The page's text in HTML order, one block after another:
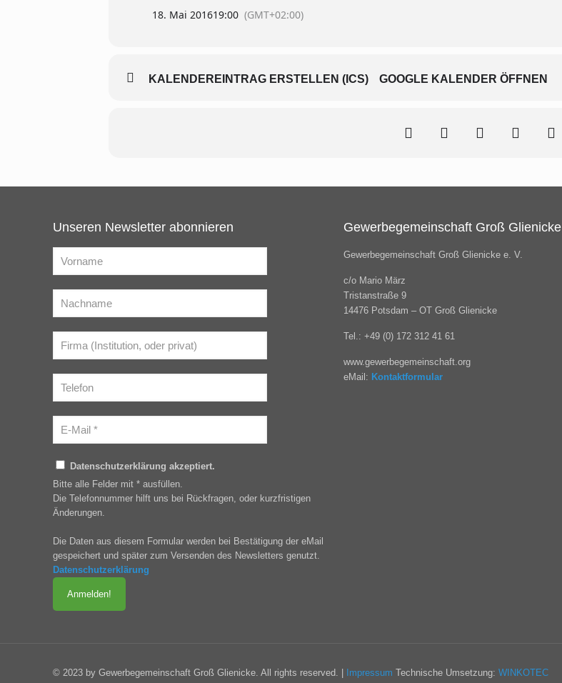
18. Mai 201619:00 (GMT+02:00)
KALENDEREINTRAG ERSTELLEN (ICS) GOOGLE KALENDER ÖFFNEN
Unseren Newsletter abonnieren
Datenschutzerklärung akzeptiert.
Bitte alle Felder mit * ausfüllen.
Die Telefonnummer hilft uns bei Rückfragen, oder kurzfristigen
Änderungen.
Die Daten aus diesem Formular werden bei Bestätigung der eMail
gespeichert und später zum Versenden des Newsletters genutzt.
Datenschutzerklärung
Gewerbegemeinschaft Groß Glienicke
Gewerbegemeinschaft Groß Glienicke e. V.
c/o Mario März
Tristanstraße 9
14476 Potsdam – OT Groß Glienicke
Tel.: +49 (0) 172 312 41 61
www.gewerbegemeinschaft.org
eMail: Kontaktformular
© 2023 by Gewerbegemeinschaft Groß Glienicke. All rights reserved. | Impressum Technische Umsetzung: WINKOTEC